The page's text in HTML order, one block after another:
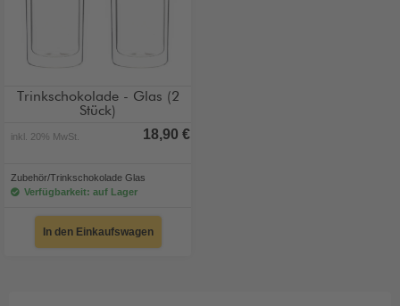
Trinkschokolade - Glas (2
Stück)
inkl. 20% MwSt. 18,90 €
Zubehör/Trinkschokolade Glas
Verfügbarkeit: auf Lager
In den Einkaufswagen